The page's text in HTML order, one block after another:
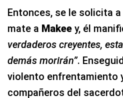
Entonces, se le solicita a
mate a Makee y, él
verdaderos creyentes,
demás morirán”.
violento enfrentamiento
compañeros del